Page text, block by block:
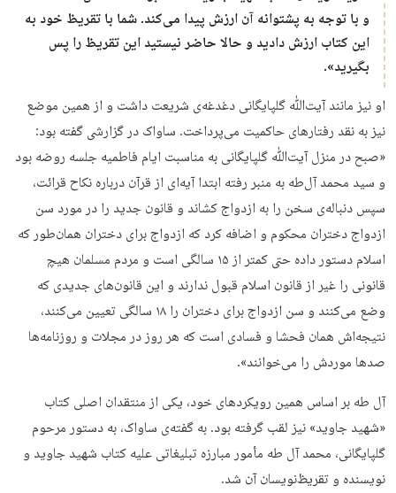
و با توجه به پشتوانه آن ارزش پیدا می‌کند. شما با تقریظ خود به
این کتاب ارزش دادید و حالا حاضر نیستید این تقریظ را پس
بگیرید».
او نیز مانند آیت‌ﷲ گلپایگانی دغدغه‌ی شریعت داشت و از همین موضع
نیز به نقد رفتارهای حاکمیت می‌پرداخت. ساواک در گزارشی گفته بود:
«صبح در منزل آیت‌ﷲ گلپایگانی به مناسبت ایام فاطمیه جلسه روضه بود
و سید محمد آل‌طه به منبر رفته ابتدا آیه‌ای از قرآن درباره نکاح قرائت،
سپس دنباله‌ی سخن را به ازدواج کشاند و قانون جدید را در مورد سن
ازدواج دختران محکوم و اضافه کرد که ازدواج برای دختران همان‌طور که
اسلام دستور داده حتی کمتر از ۱۵ سالگی است و مردم مسلمان هیچ
قانونی را غیر از قانون اسلام قبول ندارند و این قانون‌های جدیدی که
وضع می‌کنند و سن ازدواج برای دختران را ۱۸ سالگی تعیین می‌کنند،
نتیجه‌اش همان فحشا و فسادی است که هر روز در مجلات و روزنامه‌ها
صدها موردش را می‌خوانند».
آل طه بر اساس همین رویکردهای خود، یکی از منتقدان اصلی کتاب
«شهید جاوید» نیز لقب گرفته بود. به گفته‌ی ساواک، به دستور مرحوم
گلپایگانی، محمد آل طه مأمور مبارزه تبلیغاتی علیه کتاب شهید جاوید و
نویسنده و تقریظ‌نویسان آن شد.